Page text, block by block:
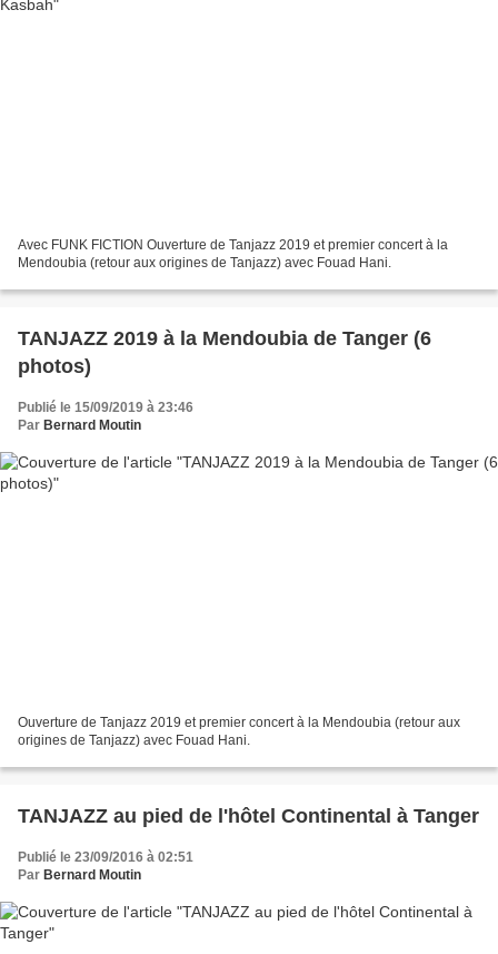
Avec FUNK FICTION Ouverture de Tanjazz 2019 et premier concert à la
Mendoubia (retour aux origines de Tanjazz) avec Fouad Hani.
TANJAZZ 2019 à la Mendoubia de Tanger (6
photos)
Publié le 15/09/2019 à 23:46
Par Bernard Moutin
Ouverture de Tanjazz 2019 et premier concert à la Mendoubia (retour aux
origines de Tanjazz) avec Fouad Hani.
TANJAZZ au pied de l'hôtel Continental à Tanger
Publié le 23/09/2016 à 02:51
Par Bernard Moutin